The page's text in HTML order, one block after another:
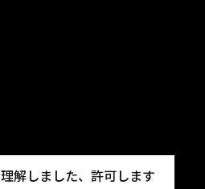
理解しました、許可します